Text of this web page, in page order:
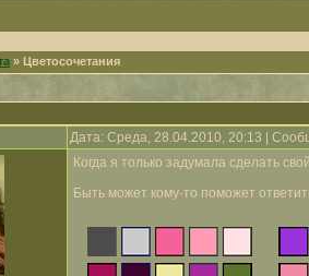
» Цветосочетания
Дата: Среда, 28.04.2010, 20:13 |
Когда я только задумала сделать
Быть может кому-то поможет